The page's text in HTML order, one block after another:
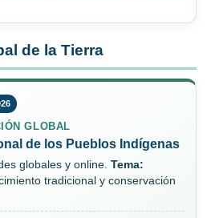
de la Tierra
GLOBAL
de los Pueblos Indígenas
globales y online. Tema:
tradicional y conservación